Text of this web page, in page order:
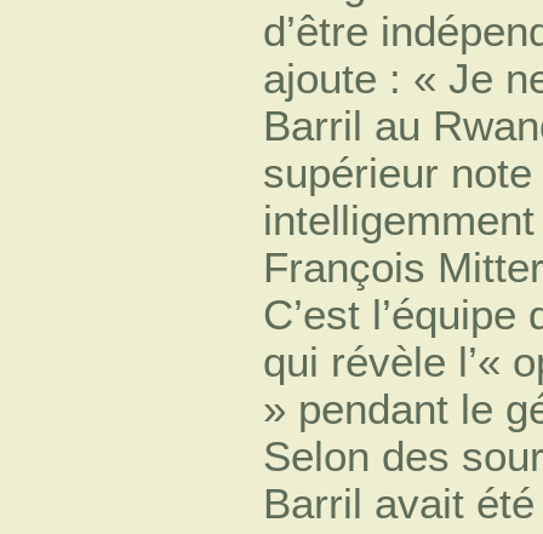
d’être
ajoute : « Je
Barril au
supérieur
François
C’est l’équipe
qui révèle l’«
» pendant le
Selon des
Barril avait